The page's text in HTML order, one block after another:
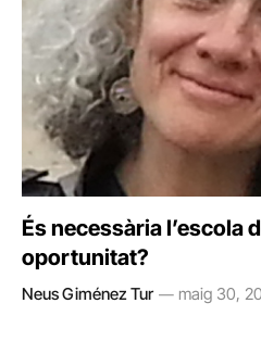
És necessària l’escola
oportunitat?
Neus Giménez Tur maig 30,